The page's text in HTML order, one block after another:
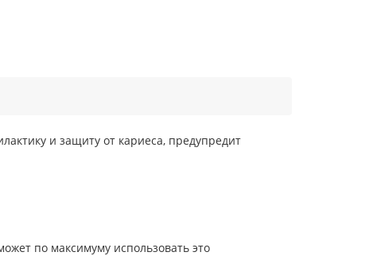
и защиту от кариеса, предупредит
по максимуму использовать это